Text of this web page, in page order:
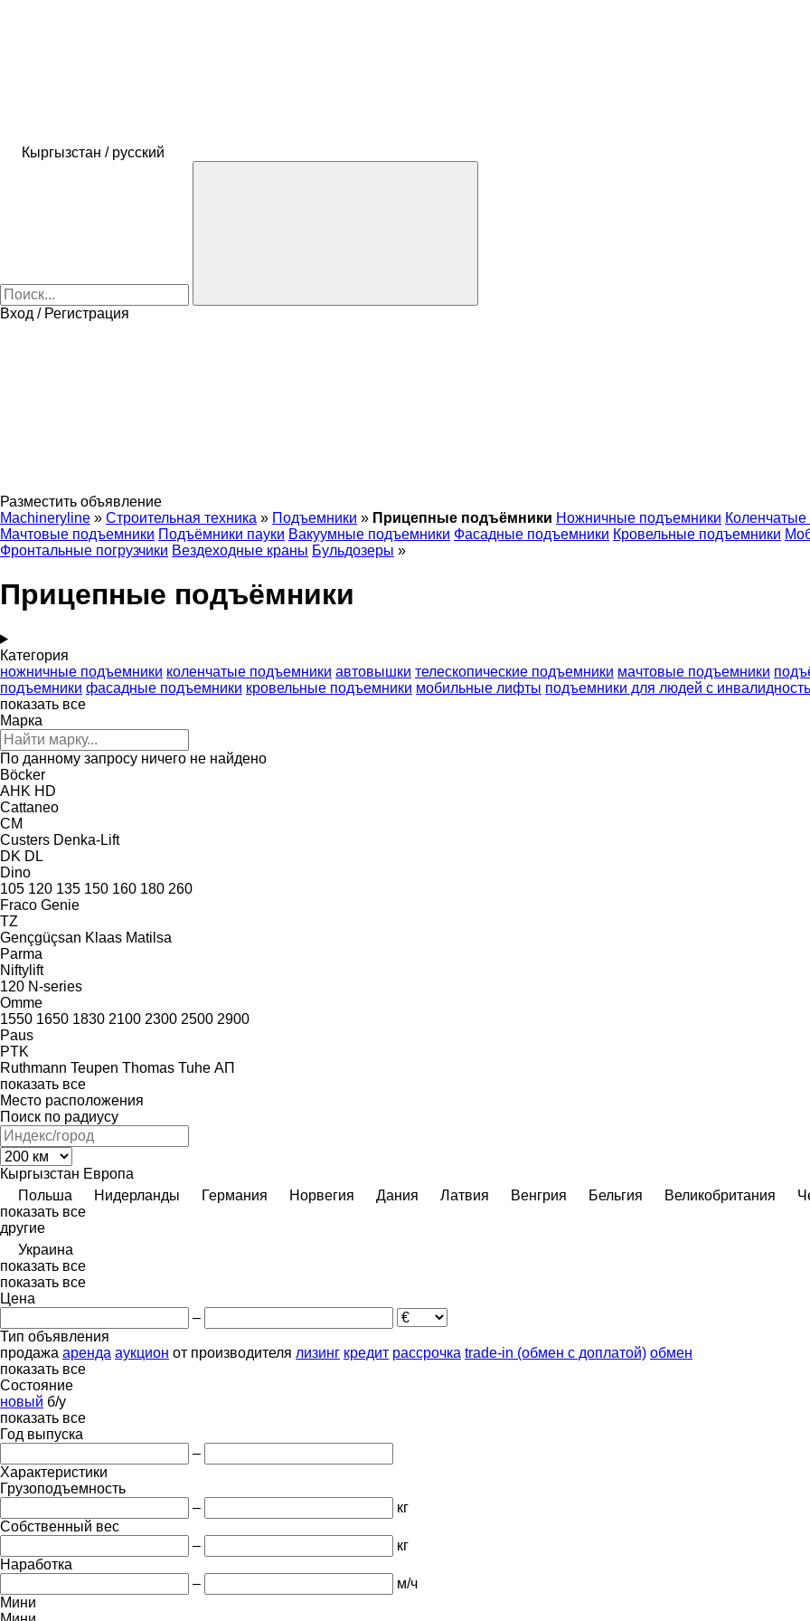
Кыргызстан / русский
Вход / Регистрация
Разместить объявление
Machineryline » Строительная техника » Подъемники » Прицепные подъёмники Ножничные подъемники
Мачтовые подъемники Подъёмники пауки Вакуумные подъемники Фасадные подъемники Кровельные подъемники
Фронтальные погрузчики Вездеходные краны Бульдозеры »
Прицепные подъёмники
Категория
ножничные подъемники коленчатые подъемники автовышки телескопические подъемники мачтовые подъемники
подъемники фасадные подъемники кровельные подъемники мобильные лифты подъемники для людей с
показать все
Марка
По данному запросу ничего не найдено
Böcker
AHK HD
Cattaneo
CM
Custers Denka-Lift
DK DL
Dino
105 120 135 150 160 180 260
Fraco Genie
TZ
Gençgüçsan Klaas Matilsa
Parma
Niftylift
120 N-series
Omme
1550 1650 1830 2100 2300 2500 2900
Paus
PTK
Ruthmann Teupen Thomas Tuhe АП
показать все
Место расположения
Поиск по радиусу
Кыргызстан Европа
Польша
Нидерланды Германия Норвегия Дания Латвия Венгрия Бельгия Великобритания
показать все
другие
Украина
показать все
показать все
Цена
–
Тип объявления
продажа аренда аукцион от производителя лизинг кредит рассрочка trade-in (обмен с доплатой) обмен
показать все
Состояние
новый б/у
показать все
Год выпуска
–
Характеристики
Грузоподъемность
–
кг
Собственный вес
–
кг
Наработка
–
м/ч
Мини